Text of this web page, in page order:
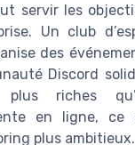
servir les
Un club
des
Discord
plus riches
en ligne,
plus